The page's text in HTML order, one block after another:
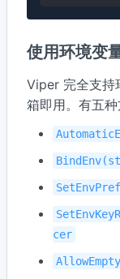
使用环境变
Viper 完全支持
箱即用。有五
cer